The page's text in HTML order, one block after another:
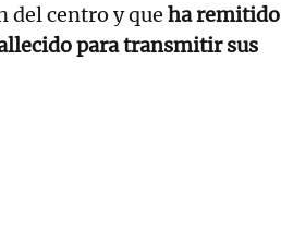
del centro y que ha remitido
para transmitir sus